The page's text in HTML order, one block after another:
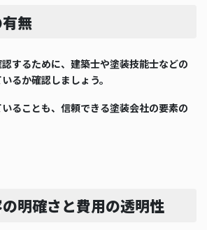
無
するために、建築士や塗装技能士などの
るか確認しましょう。
ることも、信頼できる塗装会社の要素の
明確さと費用の透明性